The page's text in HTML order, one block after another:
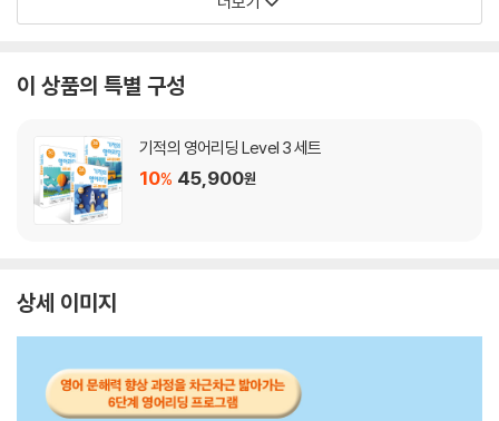
이 상품의 특별 구성
기적의 영어리딩 Level 3 세트
10% 45,900원
상세 이미지